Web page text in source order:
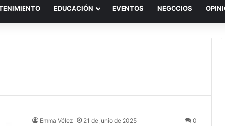
EDUCACIÓN EVENTOS NEGOCIOS
Emma Vélez 21 de junio de 2025 0